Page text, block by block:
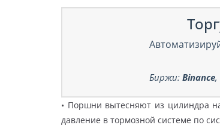
Биржи: Binance,
• Поршни вытесняют из цилиндра
давление в тормозной системе по